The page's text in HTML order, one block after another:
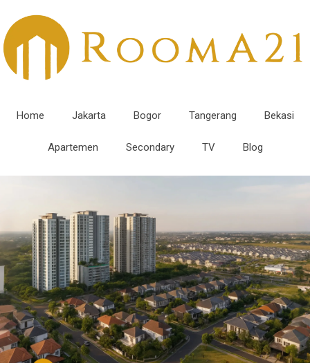
Home Jakarta Bogor Tangerang Bekasi
Apartemen Secondary TV Blog